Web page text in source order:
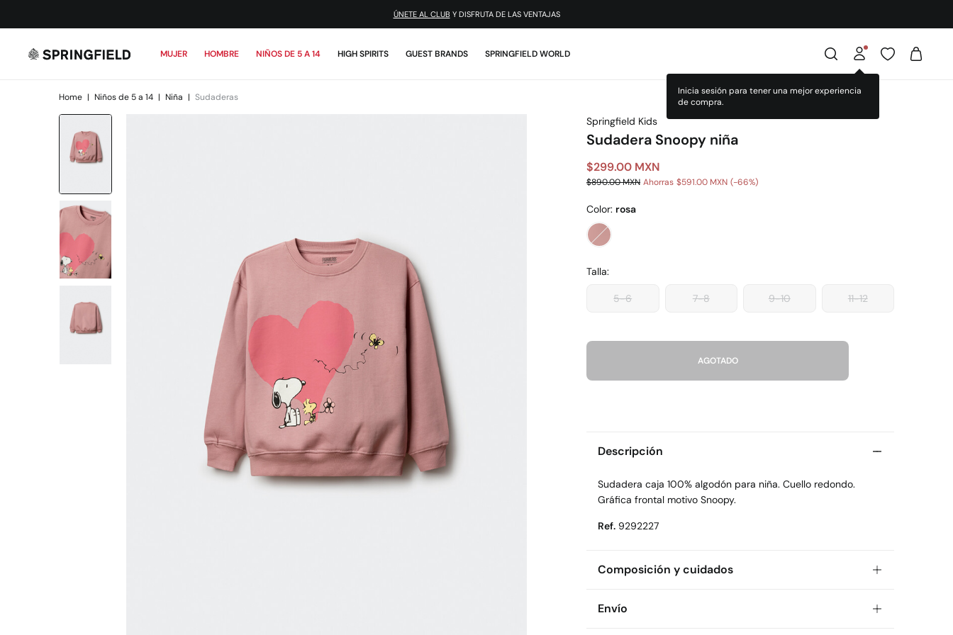
ÚNETE AL CLUB Y DISFRUTA DE LAS VENTAJAS
MUJER HOMBRE NIÑOS DE 5 A 14 HIGH SPIRITS GUEST BRANDS SPRINGFIELD WORLD
Inicia sesión para tener una mejor experiencia
de compra.
Home | Niños de 5 a 14 | Niña | Sudaderas
Springfield Kids
Sudadera Snoopy niña
$299.00 MXN
$890.00 MXN Ahorras $591.00 MXN 66
Color: rosa
Talla:
5-6 7-8 9-10 11-12
AGOTADO
Descripción
Sudadera caja 100% algodón para niña. Cuello redondo.
Gráfica frontal motivo Snoopy.
Ref. 9292227
Composición y cuidados
Composición
Envío